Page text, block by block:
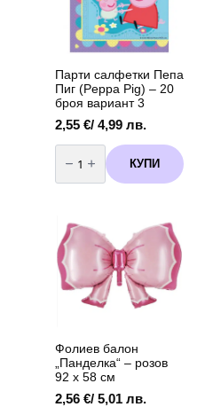
Парти салфетки Пепа
Пиг (Peppa Pig) – 20
броя вариант 3
2,55 €/ 4,99 лв.
количество
за
Парти
салфетки
Pig)
20
броя
вариант
КУПИ
Фолиев балон
„Панделка“ – розов
92 х 58 см
2,56 €/ 5,01 лв.